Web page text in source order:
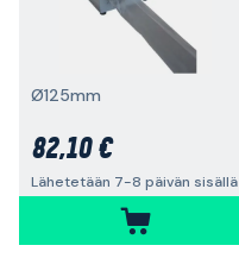
Ø125mm
82,10 €
Lähetetään 7-8 päivän sisällä